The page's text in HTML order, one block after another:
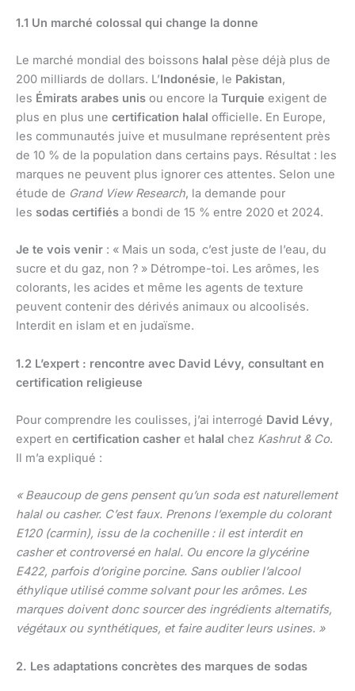
1.1 Un marché colossal qui change la donne
Le marché mondial des boissons halal pèse déjà plus de
200 milliards de dollars. L’Indonésie, le Pakistan,
les Émirats arabes unis ou encore la Turquie exigent de
plus en plus une certification halal officielle. En Europe,
les communautés juive et musulmane représentent près
de 10 % de la population dans certains pays. Résultat : les
marques ne peuvent plus ignorer ces attentes. Selon une
étude de Grand View Research, la demande pour
les sodas certifiés a bondi de 15 % entre 2020 et 2024.
Je te vois venir : « Mais un soda, c’est juste de l’eau, du
sucre et du gaz, non ? » Détrompe-toi. Les arômes, les
colorants, les acides et même les agents de texture
peuvent contenir des dérivés animaux ou alcoolisés.
Interdit en islam et en judaïsme.
1.2 L’expert : rencontre avec David Lévy, consultant en
certification religieuse
Pour comprendre les coulisses, j’ai interrogé David Lévy,
expert en certification casher et halal chez Kashrut & Co.
Il m’a expliqué :
« Beaucoup de gens pensent qu’un soda est naturellement
halal ou casher. C’est faux. Prenons l’exemple du colorant
E120 (carmin), issu de la cochenille : il est interdit en
casher et controversé en halal. Ou encore la glycérine
E422, parfois d’origine porcine. Sans oublier l’alcool
éthylique utilisé comme solvant pour les arômes. Les
marques doivent donc sourcer des ingrédients alternatifs,
végétaux ou synthétiques, et faire auditer leurs usines. »
2. Les adaptations concrètes des marques de sodas